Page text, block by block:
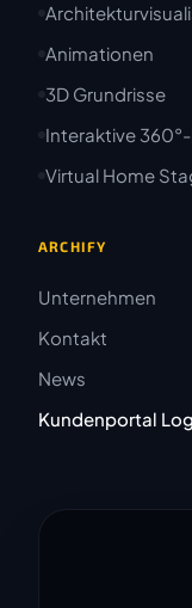
Animationen
3D Grundrisse
Interaktive
Virtual Home
ARCHIFY
Unternehmen
Kontakt
News
Kundenportal